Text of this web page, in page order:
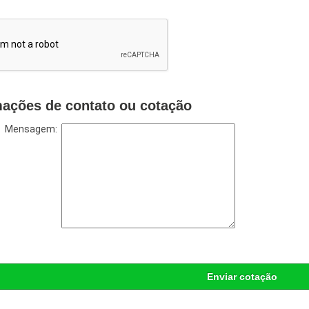
de contato ou cotação
Mensagem:
Enviar cotação